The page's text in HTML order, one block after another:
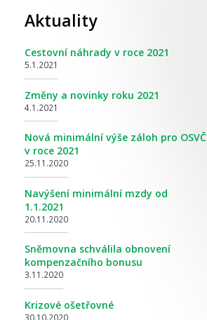
Aktuality
Cestovní náhrady v roce 2021
5.1.2021
Změny a novinky roku 2021
4.1.2021
Nová minimální výše záloh pro OSVČ
v roce 2021
25.11.2020
Navýšení minimální mzdy od
1.1.2021
20.11.2020
Sněmovna schválila obnovení
kompenzačního bonusu
3.11.2020
Krizové ošetřovné
30.10.2020